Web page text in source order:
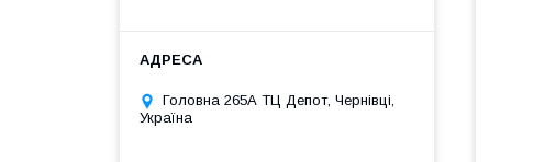
Головна 265А ТЦ Депот, Чернівці,
Україна